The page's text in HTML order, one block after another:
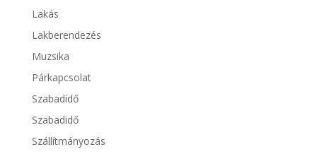
Lakás
Lakberendezés
Muzsika
Párkapcsolat
Szabadidő
Szabadidő
Szállítmányozás